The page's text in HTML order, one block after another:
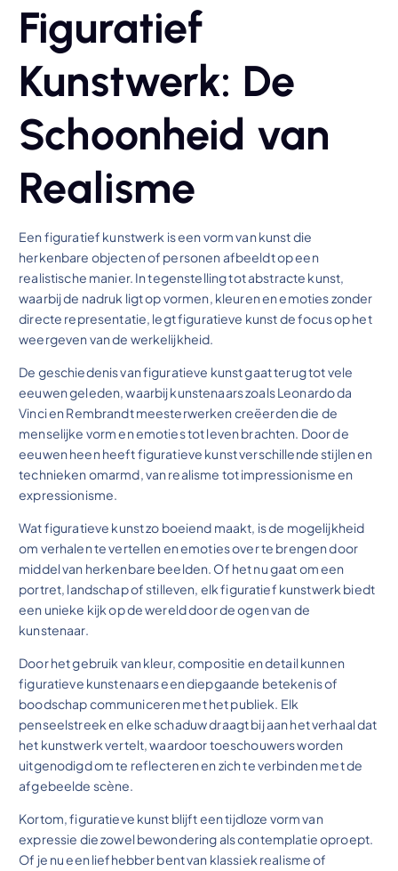
Figuratief
Kunstwerk: De
Schoonheid van
Realisme
Een figuratief kunstwerk is een vorm van kunst die
herkenbare objecten of personen afbeeldt op een
realistische manier. In tegenstelling tot abstracte kunst,
waarbij de nadruk ligt op vormen, kleuren en emoties zonder
directe representatie, legt figuratieve kunst de focus op het
weergeven van de werkelijkheid.
De geschiedenis van figuratieve kunst gaat terug tot vele
eeuwen geleden, waarbij kunstenaars zoals Leonardo da
Vinci en Rembrandt meesterwerken creëerden die de
menselijke vorm en emoties tot leven brachten. Door de
eeuwen heen heeft figuratieve kunst verschillende stijlen en
technieken omarmd, van realisme tot impressionisme en
expressionisme.
Wat figuratieve kunst zo boeiend maakt, is de mogelijkheid
om verhalen te vertellen en emoties over te brengen door
middel van herkenbare beelden. Of het nu gaat om een
portret, landschap of stilleven, elk figuratief kunstwerk biedt
een unieke kijk op de wereld door de ogen van de
kunstenaar.
Door het gebruik van kleur, compositie en detail kunnen
figuratieve kunstenaars een diepgaande betekenis of
boodschap communiceren met het publiek. Elk
penseelstreek en elke schaduw draagt bij aan het verhaal dat
het kunstwerk vertelt, waardoor toeschouwers worden
uitgenodigd om te reflecteren en zich te verbinden met de
afgebeelde scène.
Kortom, figuratieve kunst blijft een tijdloze vorm van
expressie die zowel bewondering als contemplatie oproept.
Of je nu een liefhebber bent van klassiek realisme of